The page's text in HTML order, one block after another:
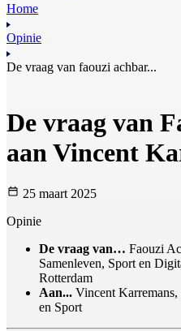
Home
Opinie
De vraag van faouzi achbar...
De vraag van
aan Vincent
25 maart 2025
Opinie
De vraag van… Faouzi
Samenleven, Sport en
Rotterdam
Aan... Vincent Karremans,
en Sport